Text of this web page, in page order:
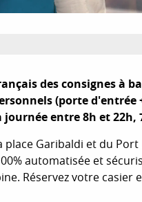
des consignes à
(porte
entre 8h et 22h,
Garibaldi et du Port
automatisée et
Réservez votre